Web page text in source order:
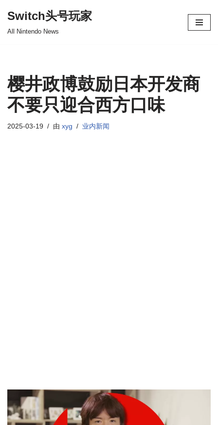
Switch头号玩家
All Nintendo News
樱井政博鼓励日本开发商
不要只迎合西方口味
2025-03-19 由 xyg 业内新闻